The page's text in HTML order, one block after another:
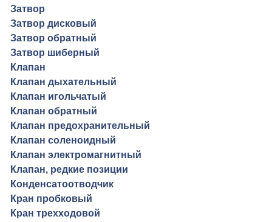
Затвор
Затвор дисковый
Затвор обратный
Затвор шиберный
Клапан
Клапан дыхательный
Клапан игольчатый
Клапан обратный
Клапан предохранительный
Клапан соленоидный
Клапан электромагнитный
Клапан, редкие позиции
Конденсатоотводчик
Кран пробковый
Кран трехходовой